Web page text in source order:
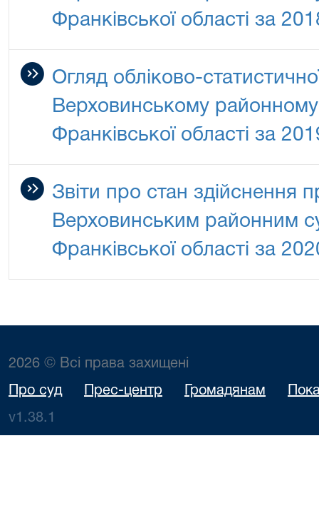
Франківської області за
Огляд обліково-
Верховинському районному
Франківської області за
Звіти про стан здійснення
Верховинським районним
Франківської області за
2026 © Всі права захищені
Про суд Прес-центр Громадянам
v1.38.1